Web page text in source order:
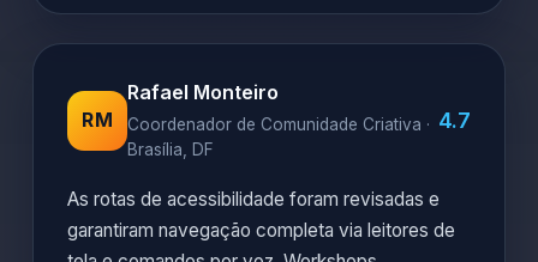
RM
Rafael Monteiro
Coordenador de Comunidade Criativa ·
Brasília, DF
4.7
As rotas de acessibilidade foram revisadas e
garantiram navegação completa via leitores de